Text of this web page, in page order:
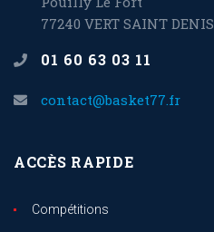
77240 VERT SAINT DENIS
01 60 63 03 11
contact@basket77.fr
ACCÈS RAPIDE
Compétitions